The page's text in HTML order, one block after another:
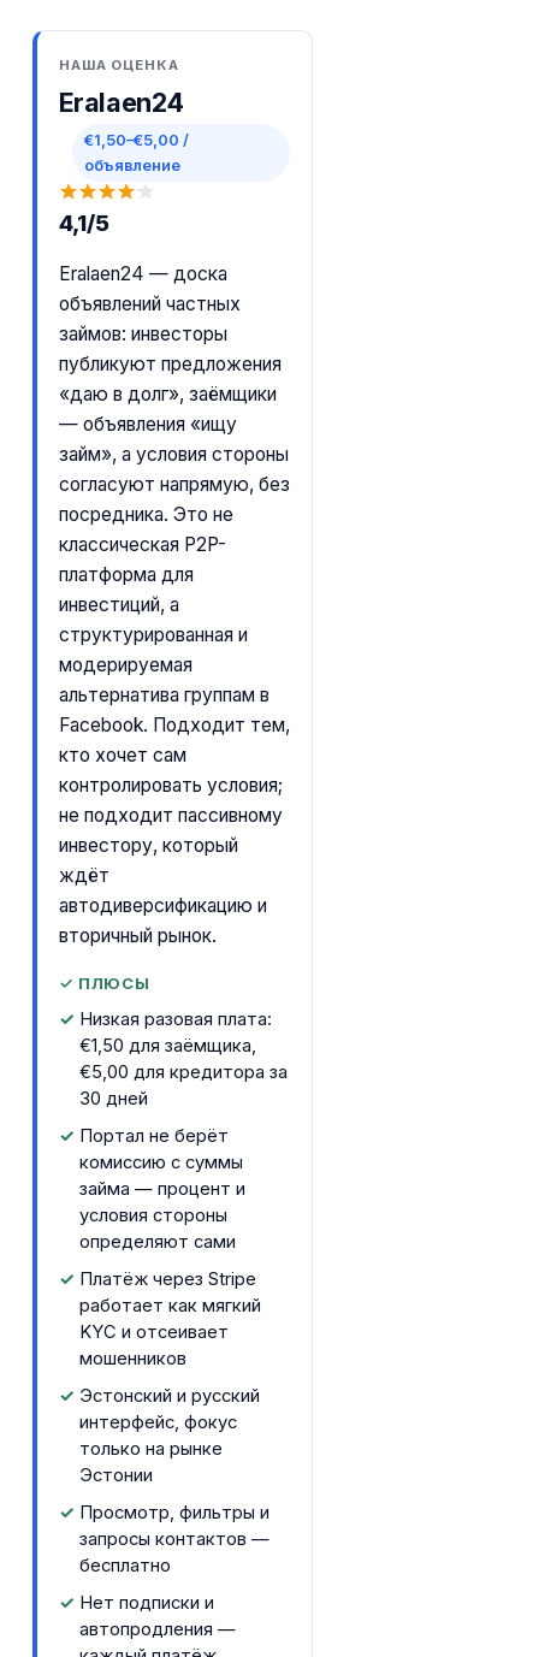
НАША ОЦЕНКА
Eralaen24
€1,50–€5,00 /
объявление
4,1/5
Eralaen24 — доска
объявлений частных
займов: инвесторы
публикуют предложения
«даю в долг», заёмщики
— объявления «ищу
займ», а условия стороны
согласуют напрямую, без
посредника. Это не
классическая P2P-
платформа для
инвестиций, а
структурированная и
модерируемая
альтернатива группам в
Facebook. Подходит тем,
кто хочет сам
контролировать условия;
не подходит пассивному
инвестору, который
ждёт
автодиверсификацию и
вторичный рынок.
✓ ПЛЮСЫ
Низкая разовая плата:
€1,50 для заёмщика,
€5,00 для кредитора за
30 дней
Портал не берёт
комиссию с суммы
займа — процент и
условия стороны
определяют сами
Платёж через Stripe
работает как мягкий
KYC и отсеивает
мошенников
Эстонский и русский
интерфейс, фокус
только на рынке
Эстонии
Просмотр, фильтры и
запросы контактов —
бесплатно
Нет подписки и
автопродления —